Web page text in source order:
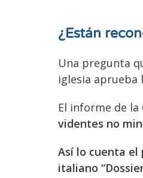
¿Están
Una pregunta
iglesia aprueba
El informe de
videntes no
Así lo cuenta el
italiano